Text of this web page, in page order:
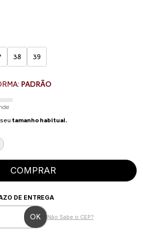
38 39
PADRÃO
tamanho habitual.
COMPRAR
DE ENTREGA
Não Sabe o CEP?